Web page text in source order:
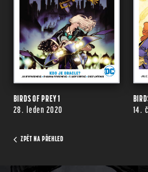
BIRDS OF PREY 1
28. leden 2020
14.
ZPĚT NA PŘEHLED